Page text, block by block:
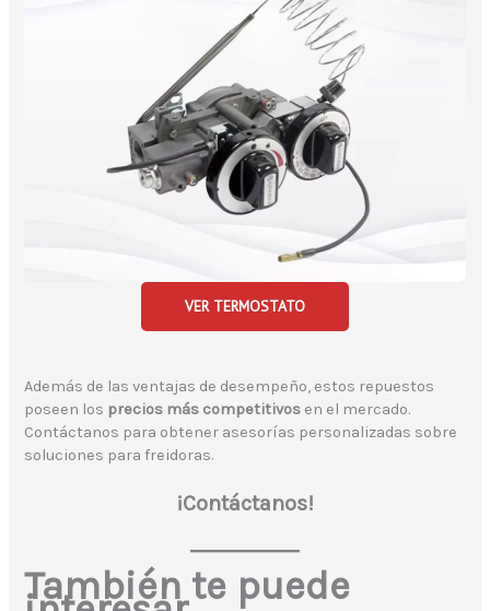
VER TERMOSTATO
Además de las ventajas de desempeño, estos repuestos
poseen los precios más competitivos en el mercado.
Contáctanos para obtener asesorías personalizadas sobre
soluciones para freidoras.
¡Contáctanos!
También te puede